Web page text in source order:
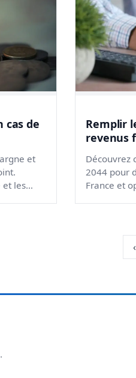
cas de
et
et les
Remplir
revenus
Découvrez
2044 pour
France et
‹